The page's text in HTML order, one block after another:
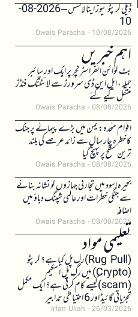
ڈیلی کرپٹو نیوز اینالائسس – 2026-08-
10
Owais Paracha 10/08/2026
اہم خبریں
بٹ کوائن انفراسٹرکچر پر ایک اور سائبر
حملہ، ایل این ڈی سرورز سے لائٹننگ فنڈز
منتقل کیے گئے
Owais Paracha 08/08/2026
اقوام متحدہ: یمن میں بڑے پیمانے پر جنگ
کا خطرہ چار سال سے زائد عرصے کی بلند
ترین سطح پر پہنچ گیا
Owais Paracha 08/08/2026
بحیرہ اسود میں تجارتی جہازوں کو نشانہ بنانے
سے جنگی خطرات اور عالمی شپنگ دباؤ میں
اضافہ
Owais Paracha 08/08/2026
تعلیمی مواد(Rug Pull)رگ پل کیا ہے؟ کرپٹو
(Crypto) میں رگ پل اسکیم
(scam)کیسے کام کرتی ہے؟ ایک مکمل
تجزیاتی گائیڈ اور 6 احتیاطی تدابیر
Irfan Ullah 26/03/2026